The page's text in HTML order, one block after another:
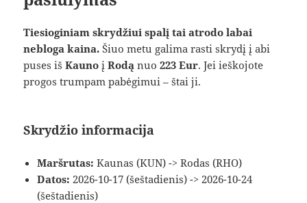
Tiesioginiam skrydžiui spalį tai atrodo labai
nebloga kaina. Šiuo metu galima rasti skrydį į abi
puses išKauno įRodą nuo223 Eur. Jei ieškojote
progos trumpam pabėgimui – štai ji.
Skrydžio informacija
Maršrutas: Kaunas (KUN) -> Rodas (RHO)
Datos: 2026-10-17 (šeštadienis) -> 2026-10-24
(šeštadienis)